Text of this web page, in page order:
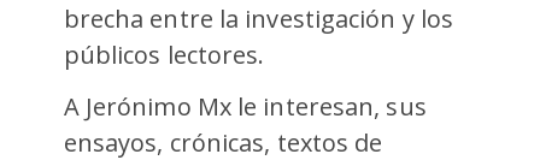
brecha entre la investigación y los
públicos lectores.
A Jerónimo Mx le interesan, sus
ensayos, crónicas, textos de